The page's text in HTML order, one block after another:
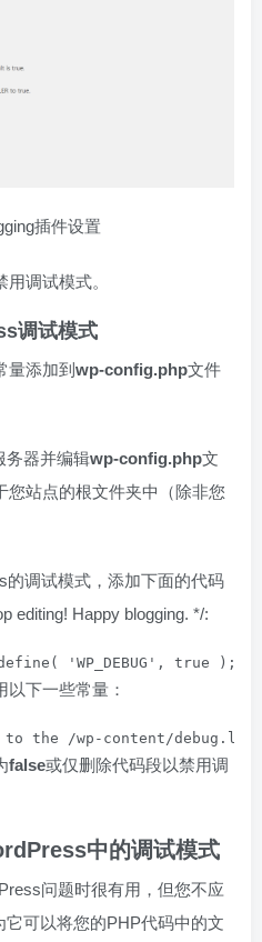
插件设置
调试模式。
调试模式
量添加到 wp-config.php文件
务器并编辑wp-config.php文
您站点的根文件夹中（除非您
调试模式，添加下面的代码
editing! Happy blogging. */:
'WP_DEBUG', true );
下一些常量：
to the /wp-content/
false或仅删除代码段以禁用调
中的调试模式
问题时很有用，但您不应
可以将您的PHP代码中的文